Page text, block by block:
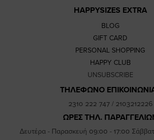
HAPPYSIZES EXTRA
BLOG
GIFT CARD
PERSONAL SHOPPING
HAPPY CLUB
UNSUBSCRIBE
ΤΗΛΕΦΩΝΟ
2310 222 747/ 2103212226
ΩΡΕΣ ΤΗΛ.
Δευτέρα - Παρασκευή 09:00 - 17:00